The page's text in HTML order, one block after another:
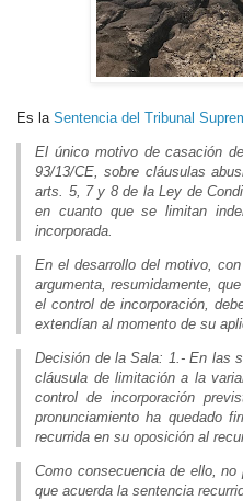
Es la Sentencia del Tribunal
El único motivo de casación
93/13/CE, sobre cláusulas
arts. 5, 7 y 8 de la Ley de
en cuanto que se limitan
incorporada.
En el desarrollo del motivo,
argumenta, resumidamente,
el control de incorporación,
extendían al momento de su
Decisión de la Sala: 1.- En las
cláusula de limitación a la
control de incorporación
pronunciamiento ha quedado
recurrida en su oposición al
Como consecuencia de ello,
que acuerda la sentencia